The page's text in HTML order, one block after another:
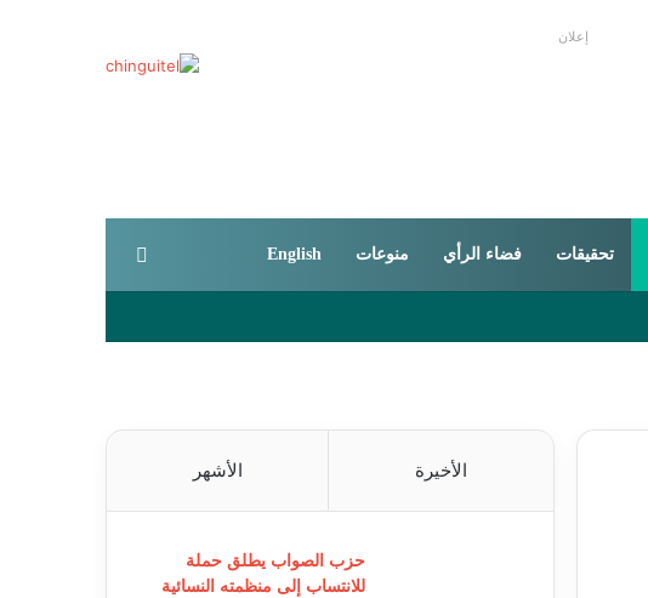
إعلان
تحقيقات فضاء الرأي منوعات English
الأخيرة الأشهر
حزب الصواب يطلق حملة
للانتساب إلى منظمته النسائية